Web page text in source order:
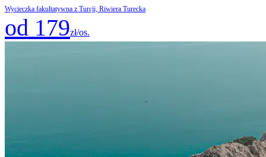
Wycieczka fakultatywna z Turcji, Riwiera Turecka
od 179zł/os.